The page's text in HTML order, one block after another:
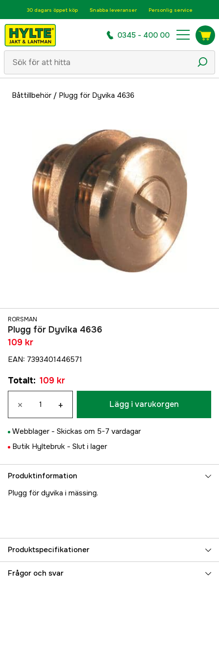
30 dagars öppet köp Snabba leveranser Personlig service
0345 - 400 00
Båttillbehör/ Plugg för Dyvika 4636
RORSMAN
Plugg för Dyvika 4636
109 kr
EAN: 7393401446571
Totalt: 109 kr
× + Lägg i varukorgen
Webblager - Skickas om 5-7 vardagar
Butik Hyltebruk - Slut i lager
Produktinformation
Plugg för dyvika i mässing.
Produktspecifikationer
Referensnummer 5000070294
Frågor och svar